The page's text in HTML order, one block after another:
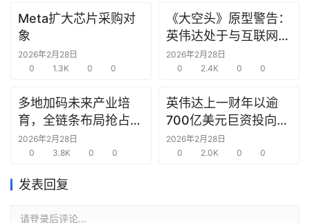
创
投
之
商
机
链
圈
Meta扩大芯片采购对
象
2026年2月28日
0
1.3K 0 0
《大空头》原型警告：
英伟达处于与互联网泡
沫时期思科同样的“危
险境地”
2026年2月28日
0
2.4K 0 0
多地加码未来产业培
育，全链条布局抢占新
赛道先机
2026年2月28日
0
3.8K 0 0
英伟达上一财年以逾
700亿美元巨资投向合
作方，竭力巩固AI芯片
需求
2026年2月28日
0
2.0K 0 0
发表回复
请登录后评论...